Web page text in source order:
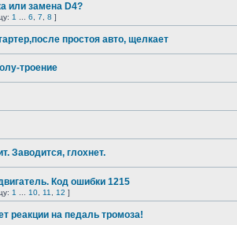
или замена D4?
1 6 7 8 ]
простоя авто, щелкает
троение
Заводится, глохнет.
Код ошибки 1215
1 10 11 12 ]
реакции на педаль тромоза!